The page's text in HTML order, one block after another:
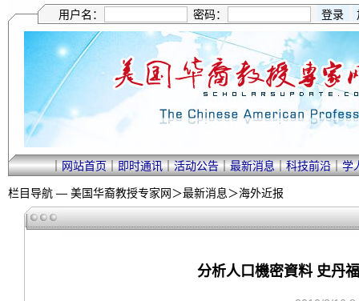
用户名： 密码：
｜网站首页｜即时通讯｜活动公告｜最新消息｜科技前沿｜学
栏目导航 — 美国华裔教授专家网＞最新消息＞海外近报
分析人口機密資料 史丹